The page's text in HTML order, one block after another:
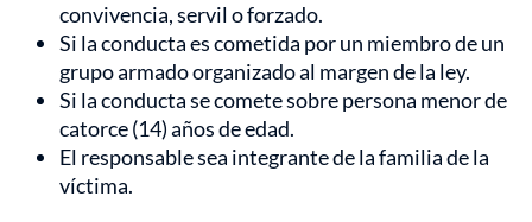
convivencia, servil o forzado.
Si la conducta es cometida por un miembro de un
grupo armado organizado al margen de la ley.
Si la conducta se comete sobre persona menor de
catorce (14) años de edad.
El responsable sea integrante de la familia de la
víctima.